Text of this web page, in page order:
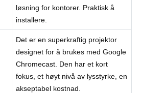
løsning for kontorer. Praktisk å
installere.
Det er en superkraftig projektor
designet for å brukes med Google
Chromecast. Den har et kort
fokus, et høyt nivå av lysstyrke, en
akseptabel kostnad.